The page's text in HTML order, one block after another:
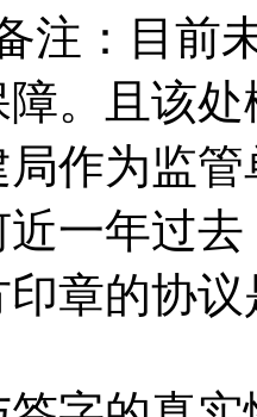
注：目前
。且该
作为监
一年过
章的协